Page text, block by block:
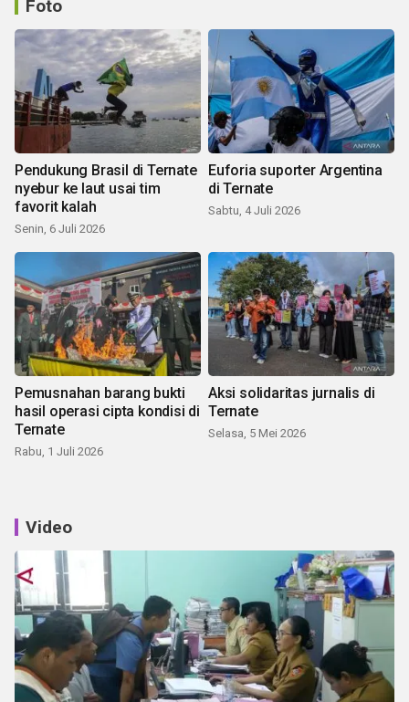
Foto
Pendukung Brasil di Ternate
nyebur ke laut usai tim
favorit kalah
Senin, 6 Juli 2026
Euforia suporter Argentina
di Ternate
Sabtu, 4 Juli 2026
Pemusnahan barang bukti
hasil operasi cipta kondisi di
Ternate
Rabu, 1 Juli 2026
Aksi solidaritas jurnalis di
Ternate
Selasa, 5 Mei 2026
Video